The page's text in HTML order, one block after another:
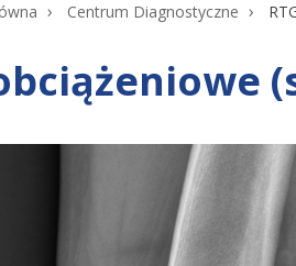
Centrum Diagnostyczne